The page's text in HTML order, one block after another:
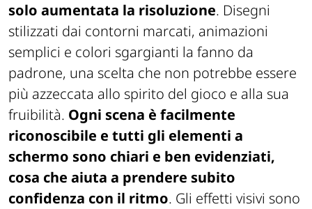
solo aumentata la risoluzione. Disegni
stilizzati dai contorni marcati, animazioni
semplici e colori sgargianti la fanno da
padrone, una scelta che non potrebbe essere
più azzeccata allo spirito del gioco e alla sua
fruibilità. Ogni scena è facilmente
riconoscibile e tutti gli elementi a
schermo sono chiari e ben evidenziati,
cosa che aiuta a prendere subito
confidenza con il ritmo. Gli effetti visivi sono